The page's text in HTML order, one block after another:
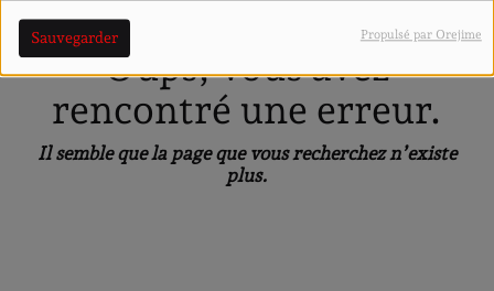
Sauvegarder Propulsé par Orejime
Oups, vous avez
rencontré une erreur.
Il semble que la page que vous recherchez n’existe
plus.